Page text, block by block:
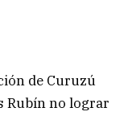
de Curuzú
Rubín no lograr